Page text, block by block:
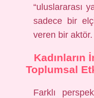
“uluslararası
sadece bir
veren bir aktör.
Kadınların
Toplumsal
Farklı